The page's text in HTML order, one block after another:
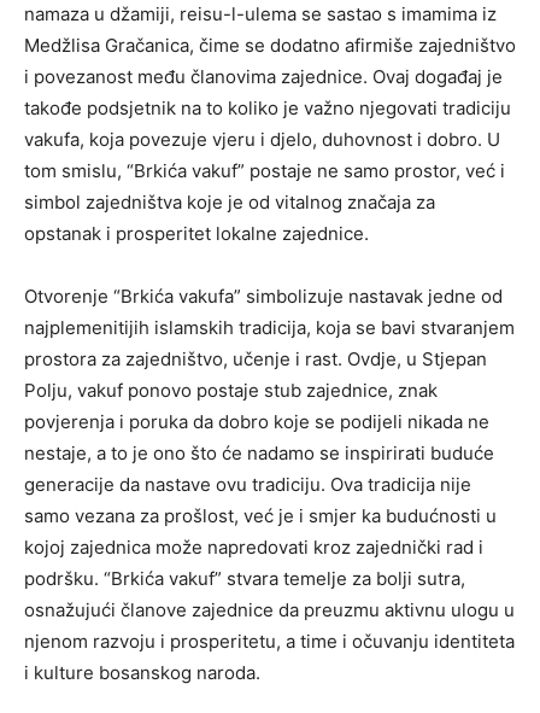
namaza u džamiji, reisu-l-ulema se sastao s imamima iz
Medžlisa Gračanica, čime se dodatno afirmiše zajedništvo
i povezanost među članovima zajednice. Ovaj događaj je
takođe podsjetnik na to koliko je važno njegovati tradiciju
vakufa, koja povezuje vjeru i djelo, duhovnost i dobro. U
tom smislu, “Brkića vakuf” postaje ne samo prostor, već i
simbol zajedništva koje je od vitalnog značaja za
opstanak i prosperitet lokalne zajednice.
Otvorenje “Brkića vakufa” simbolizuje nastavak jedne od
najplemenitijih islamskih tradicija, koja se bavi stvaranjem
prostora za zajedništvo, učenje i rast. Ovdje, u Stjepan
Polju, vakuf ponovo postaje stub zajednice, znak
povjerenja i poruka da dobro koje se podijeli nikada ne
nestaje, a to je ono što će nadamo se inspirirati buduće
generacije da nastave ovu tradiciju. Ova tradicija nije
samo vezana za prošlost, već je i smjer ka budućnosti u
kojoj zajednica može napredovati kroz zajednički rad i
podršku. “Brkića vakuf” stvara temelje za bolji sutra,
osnažujući članove zajednice da preuzmu aktivnu ulogu u
njenom razvoju i prosperitetu, a time i očuvanju identiteta
i kulture bosanskog naroda.